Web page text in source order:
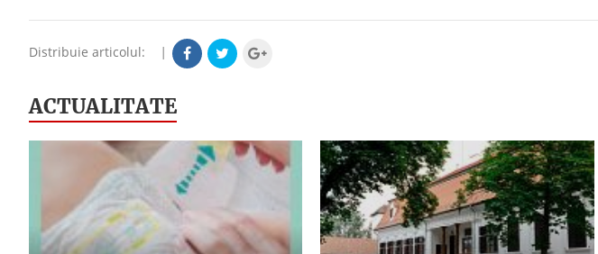
Distribuie articolul: |
ACTUALITATE